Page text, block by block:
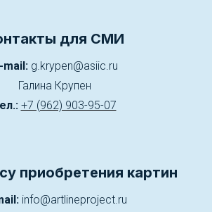
для СМИ
mail:g.krypen@asiic.ru
Галина Крупен
+7 (962) 903-95-07
приобретения картин
info@artlineproject.ru